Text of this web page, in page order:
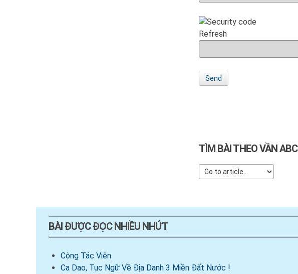
Refresh
Send
TÌM BÀI THEO VẦN ABC
BÀI ĐƯỢC ĐỌC NHIỀU NHỨT
Cộng Tác Viên
Ca Dao, Tục Ngữ Về Địa Danh 3 Miền Đất Nước !